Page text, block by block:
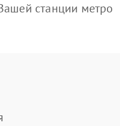
станции метро